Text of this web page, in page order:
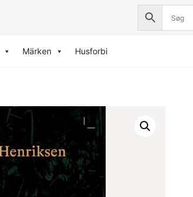
Märken Husforbi